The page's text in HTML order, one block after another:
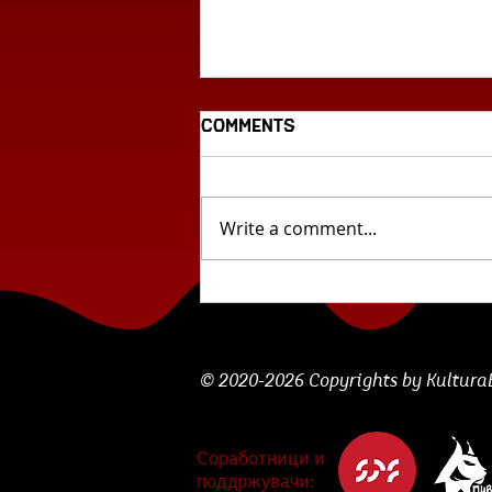
словенечка поезија: „Сѐ
Лара Божак
Comments
Write a comment...
© 2020-2026 Copyrights by
Соработници и
поддржувачи: